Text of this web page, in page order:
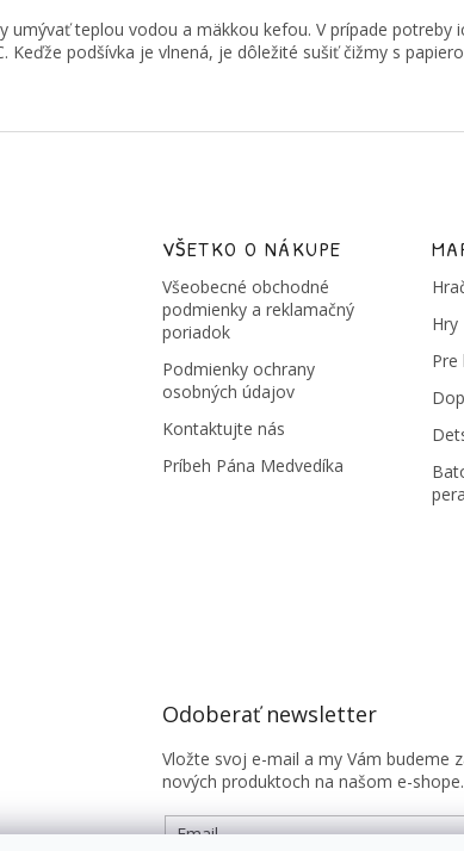
umývať teplou vodou a mäkkou kefou. V prípade potreby
Keďže podšívka je vlnená, je dôležité sušiť čižmy s
VŠETKO O NÁKUPE
Všeobecné obchodné
podmienky a reklamačný
poriadok
Podmienky ochrany
osobných údajov
Kontaktujte nás
Príbeh Pána Medvedíka
Hry
Pre
Odoberať newsletter
Vložte svoj e-mail a my Vám budeme
nových produktoch na našom e-shope.
Email